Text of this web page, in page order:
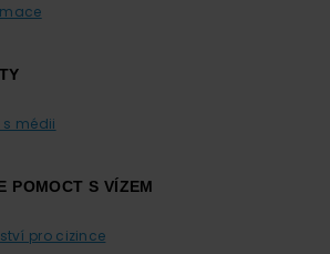
s médii
POMOCT S VÍZEM
pro cizince